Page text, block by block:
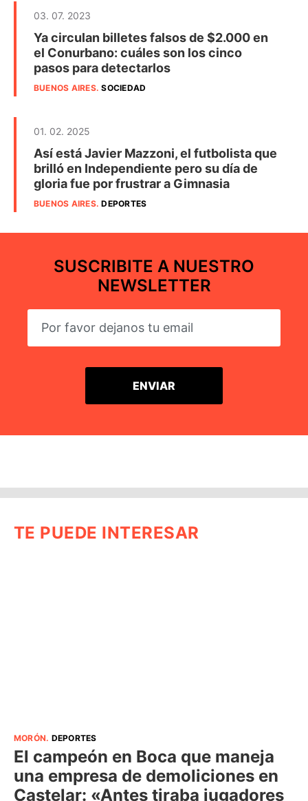
03. 07. 2023
Ya circulan billetes falsos de $2.000 en
el Conurbano: cuáles son los cinco
pasos para detectarlos
BUENOS AIRES.SOCIEDAD
01. 02. 2025
Así está Javier Mazzoni, el futbolista que
brilló en Independiente pero su día de
gloria fue por frustrar a Gimnasia
BUENOS AIRES.DEPORTES
SUSCRIBITE A NUESTRO
NEWSLETTER
TE PUEDE INTERESAR
MORÓN. DEPORTES
El campeón en Boca que maneja
una empresa de demoliciones en
Castelar: «Antes tiraba jugadores